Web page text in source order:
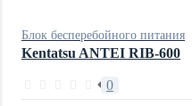
Блок бесперебойного питания
Kentatsu ANTEI RIB-600
0